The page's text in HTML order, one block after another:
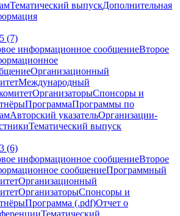
Тематический выпускДополнительная
(7)
информационное сообщениеВторое
Организационный
Международный
ОрганизаторыСпонсоры и
ПрограммаПрограммы по
Авторский указательОрганизации-
Тематический выпуск
(6)
информационное сообщениеВторое
сообщениеПрограммный
Организационный
ОрганизаторыСпонсоры и
Программа (.pdf)Отчет о
Тематический